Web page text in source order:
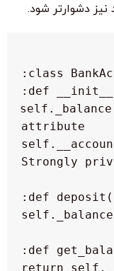
دشوارتر شود.